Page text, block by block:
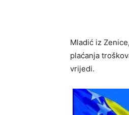
Mladić iz
plaćanja
vrijedi.